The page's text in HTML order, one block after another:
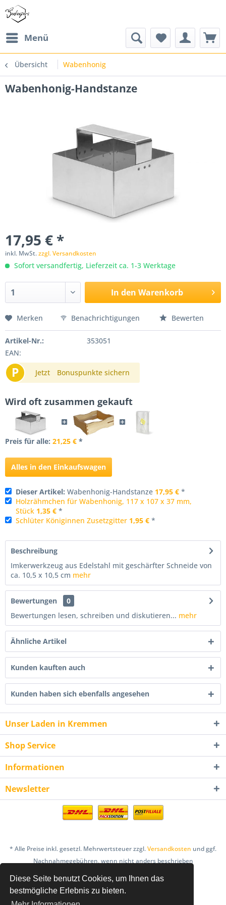
Diese Seite benutzt Cookies, um Ihnen das
bestmögliche Erlebnis zu bieten.
Menü
Übersicht Wabenhonig
Wabenhonig-Handstanze
17,95 € *
inkl. MwSt.zzgl. Versandkosten
Sofort versandfertig, Lieferzeit ca. 1-3 Werktage
In den Warenkorb
Merken Benachrichtigungen Bewerten
Artikel-Nr.:
353051
EAN:
P Jetzt Bonuspunkte sichern
Wird oft zusammen gekauft
Preis für alle: 21,25 € *
Alles in den Einkaufswagen
Dieser Artikel: Wabenhonig-Handstanze 17,95 € *
Holzrähmchen für Wabenhonig, 117 x 107 x 37 mm,
Stück 1,35 € *
Schlüter Königinnen Zusetzgitter 1,95 € *
Beschreibung
Imkerwerkzeug aus Edelstahl mit geschärfter Schneide von
ca. 10,5 x 10,5 cm mehr
Bewertungen
0
Bewertungen lesen, schreiben und diskutieren... mehr
Ähnliche Artikel
Kunden kauften auch
Kunden haben sich ebenfalls angesehen
Unser Laden in Kremmen
Shop Service
Informationen
Newsletter
* Alle Preise inkl. gesetzl. Mehrwertsteuer zzgl.Versandkosten und ggf.
Nachnahmegebühren, wenn nicht anders beschrieben
AGB Bestellung & Zahlung
Datenschutz